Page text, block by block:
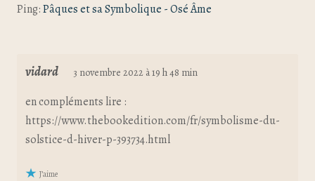
Ping:Pâques et sa Symbolique - Osé Âme
vidard 3 novembre 2022 à 19 h 48 min
en compléments lire :
https://www.thebookedition.com/fr/symbolisme-du-
solstice-d-hiver-p-393734.html
J’aime